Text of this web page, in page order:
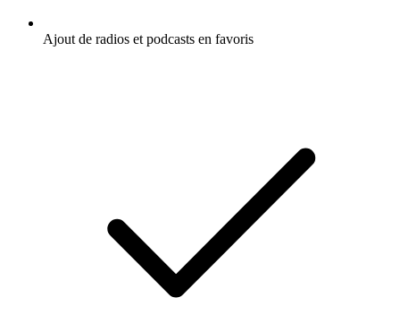
Ajout de radios et podcasts en favoris